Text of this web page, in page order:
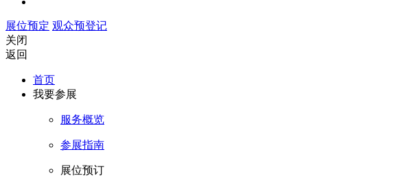
展位预定 观众预登记
关闭
返回
首页
我要参展
服务概览
参展指南
展位预订